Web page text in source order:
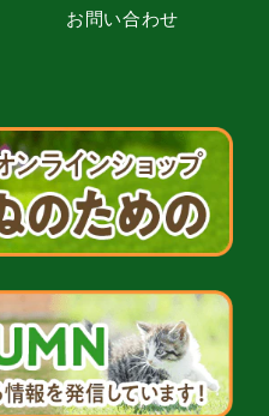
お問い合わせ